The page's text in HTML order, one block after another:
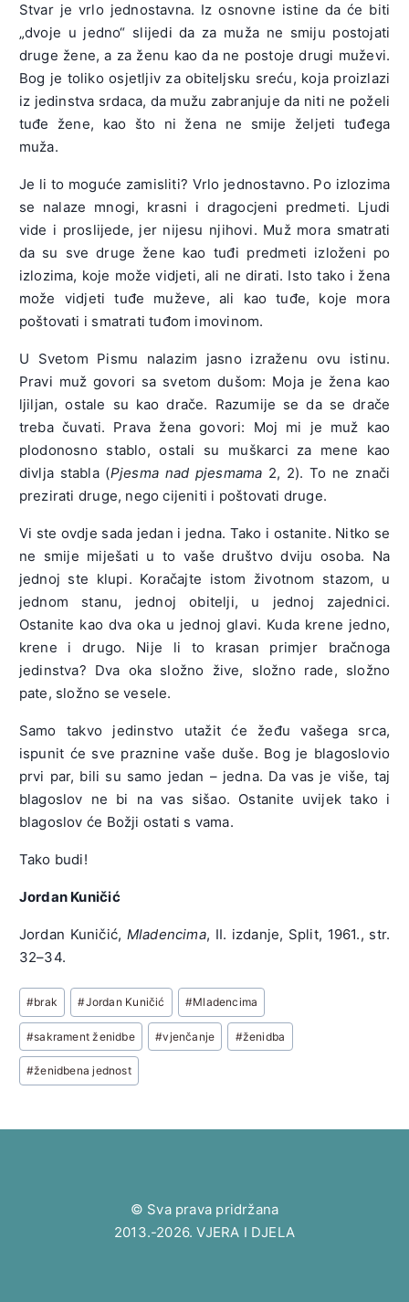
Stvar je vrlo jednostavna. Iz osnovne istine da će biti
„dvoje u jedno“ slijedi da za muža ne smiju postojati
druge žene, a za ženu kao da ne postoje drugi muževi.
Bog je toliko osjetljiv za obiteljsku sreću, koja proizlazi
iz jedinstva srdaca, da mužu zabranjuje da niti ne poželi
tuđe žene, kao što ni žena ne smije željeti tuđega
muža.
Je li to moguće zamisliti? Vrlo jednostavno. Po izlozima
se nalaze mnogi, krasni i dragocjeni predmeti. Ljudi
vide i proslijede, jer nijesu njihovi. Muž mora smatrati
da su sve druge žene kao tuđi predmeti izloženi po
izlozima, koje može vidjeti, ali ne dirati. Isto tako i žena
može vidjeti tuđe muževe, ali kao tuđe, koje mora
poštovati i smatrati tuđom imovinom.
U Svetom Pismu nalazim jasno izraženu ovu istinu.
Pravi muž govori sa svetom dušom: Moja je žena kao
ljiljan, ostale su kao drače. Razumije se da se drače
treba čuvati. Prava žena govori: Moj mi je muž kao
plodonosno stablo, ostali su muškarci za mene kao
divlja stabla (Pjesma nad pjesmama 2, 2). To ne znači
prezirati druge, nego cijeniti i poštovati druge.
Vi ste ovdje sada jedan i jedna. Tako i ostanite. Nitko se
ne smije miješati u to vaše društvo dviju osoba. Na
jednoj ste klupi. Koračajte istom životnom stazom, u
jednom stanu, jednoj obitelji, u jednoj zajednici.
Ostanite kao dva oka u jednoj glavi. Kuda krene jedno,
krene i drugo. Nije li to krasan primjer bračnoga
jedinstva? Dva oka složno žive, složno rade, složno
pate, složno se vesele.
Samo takvo jedinstvo utažit će žeđu vašega srca,
ispunit će sve praznine vaše duše. Bog je blagoslovio
prvi par, bili su samo jedan – jedna. Da vas je više, taj
blagoslov ne bi na vas sišao. Ostanite uvijek tako i
blagoslov će Božji ostati s vama.
Tako budi!
Jordan Kuničić
Jordan Kuničić, Mladencima, II. izdanje, Split, 1961., str.
32–34.
Post
Tags:
#brak #Jordan Kuničić #Mladencima
#sakrament ženidbe #vjenčanje #ženidba
#ženidbena jednost
© Sva prava pridržana
2013.-2026. VJERA I DJELA